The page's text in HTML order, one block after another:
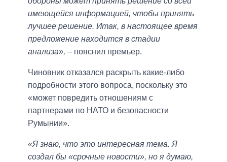
имеющейся информацией, чтобы принять
лучшее решение. Итак, в настоящее время
предложение находится в стадии
анализа», – пояснил премьер.
Чиновник отказался раскрыть какие-либо
подробности этого вопроса, поскольку это
«может повредить отношениям с
партнерами по НАТО и безопасности
Румынии».
«Я знаю, что это интересная тема. Я
создал бы «срочные новости», но я думаю,